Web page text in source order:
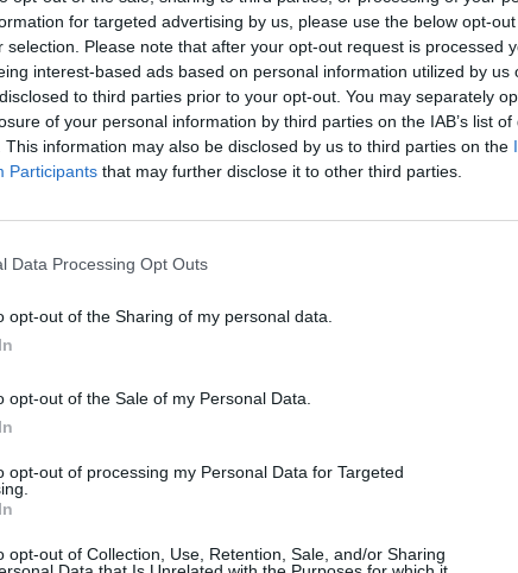
for targeted advertising by us, please use the below opt-
selection. Please note that after your opt-out request is processed
interest-based ads based on personal information utilized by us
to third parties prior to your opt-out. You may separately
of your personal information by third parties on the IAB’s list of
This information may also be disclosed by us to third parties on the
Participants that may further disclose it to other third parties.
Data Processing Opt Outs
opt-out of the Sharing of my personal data.
opt-out of the Sale of my Personal Data.
opt-out of processing my Personal Data for Targeted
opt-out of Collection, Use, Retention, Sale, and/or Sharing
K. Prunskienė išlydėta į paskutinę kelionę:
vidutiniškai uždirba ir kaip išsilaiko šalies
Laidos | Nauja diena